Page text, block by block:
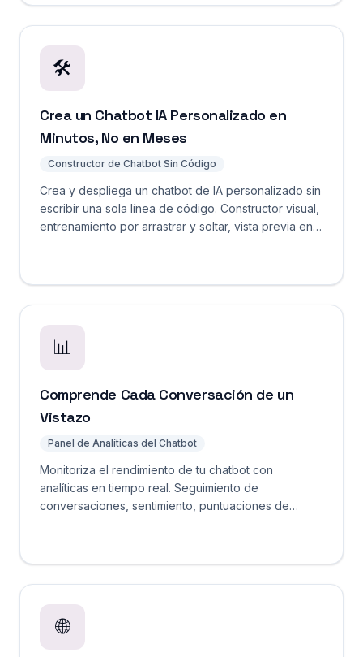
🛠️
Crea un Chatbot IA Personalizado en
Minutos, No en Meses
Constructor de Chatbot Sin Código
Crea y despliega un chatbot de IA personalizado sin
escribir una sola línea de código. Constructor visual,
entrenamiento por arrastrar y soltar, vista previa en
📊
Comprende Cada Conversación de un
Vistazo
Panel de Analíticas del Chatbot
Monitoriza el rendimiento de tu chatbot con
analíticas en tiempo real. Seguimiento de
conversaciones, sentimiento, puntuaciones de
🌐